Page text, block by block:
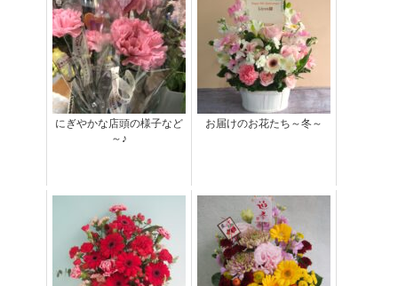
にぎやかな店頭の様子など
～♪
お届けのお花たち～冬～